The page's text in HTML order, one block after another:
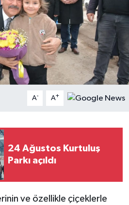
A- A+
24 Ağustos Kurtuluş
Parkı açıldı
ve özellikle çiçeklerle